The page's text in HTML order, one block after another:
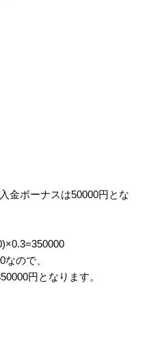
金ボーナスは50000円とな
ので、
円となります。